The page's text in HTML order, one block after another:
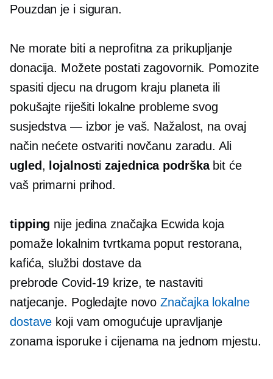
Pouzdan je i siguran.
Ne morate biti a neprofitna za prikupljanje
donacija. Možete postati zagovornik. Pomozite
spasiti djecu na drugom kraju planeta ili
pokušajte riješiti lokalne probleme svog
susjedstva — izbor je vaš. Nažalost, na ovaj
način nećete ostvariti novčanu zaradu. Ali
ugled, lojalnosti zajednica podrškabit će
vaš primarni prihod.
tipping nije jedina značajka Ecwida koja
pomaže lokalnim tvrtkama poput restorana,
kafića, službi dostave da
prebrode Covid-19 krize, te nastaviti
natjecanje. Pogledajte novoZnačajka lokalne
dostave koji vam omogućuje upravljanje
zonama isporuke i cijenama na jednom mjestu.